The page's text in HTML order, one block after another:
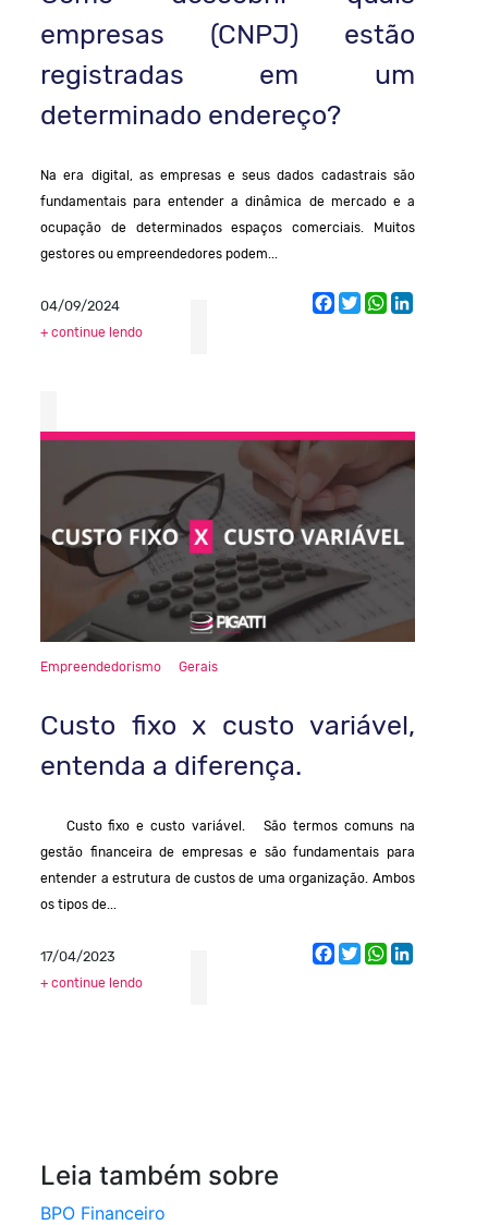
empresas (CNPJ) estão
registradas em um
determinado endereço?
Na era digital, as empresas e seus dados cadastrais são
fundamentais para entender a dinâmica de mercado e a
ocupação de determinados espaços comerciais. Muitos
gestores ou empreendedores podem...
04/09/2024
+ continue lendo
Facebook
TwitterWhatsApp
LinkedIn
Empreendedorismo Gerais
Custo fixo x custo variável,
entenda a diferença.
Custo fixo e custo variável. São termos comuns na
gestão financeira de empresas e são fundamentais para
entender a estrutura de custos de uma organização. Ambos
os tipos de...
17/04/2023
+ continue lendo
Facebook
TwitterWhatsApp
LinkedIn
Leia também sobre
BPO Financeiro